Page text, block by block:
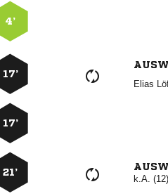
4’
17’

17’
21’
k.A. (12)